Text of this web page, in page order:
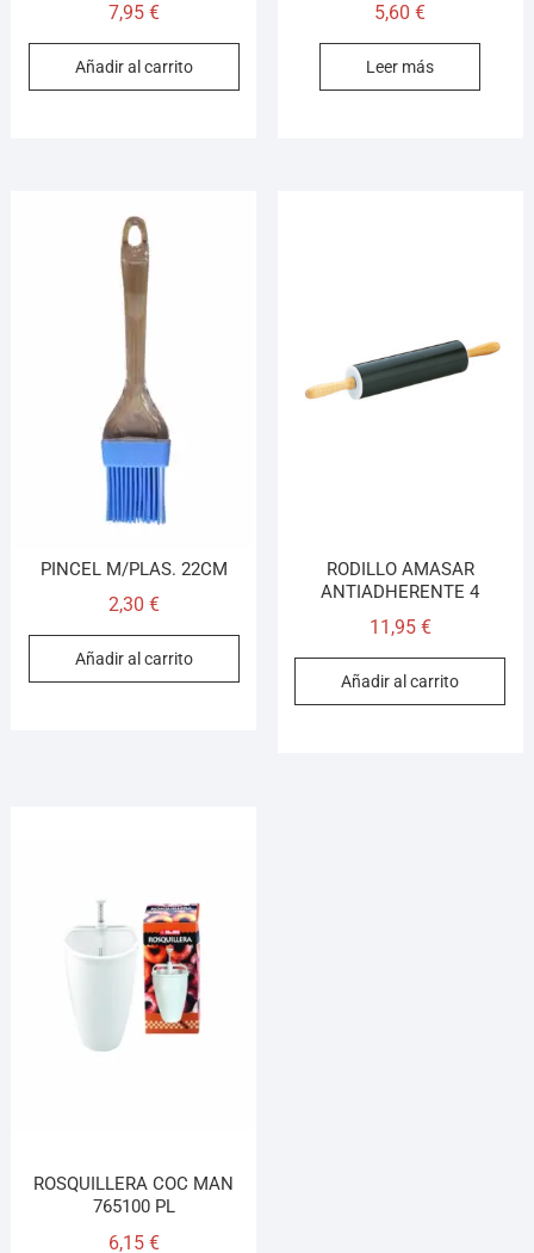
7,95 €
Añadir al carrito
5,60€
Leer más
PINCEL M/PLAS. 22CM
2,30 €
Añadir al carrito
RODILLO AMASAR
ANTIADHERENTE 4
11,95 €
Añadir al carrito
ROSQUILLERA COC MAN
765100 PL
6,15 €